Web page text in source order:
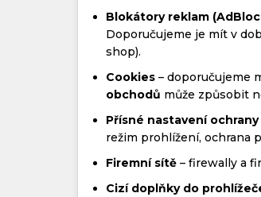
Blokátory reklam
Doporučujeme je mít v
shop).
Cookies – doporučujeme
obchodů může způsobit
Přísné nastavení
režim prohlížení, ochrana
Firemní sítě – firewally a
Cizí doplňky do